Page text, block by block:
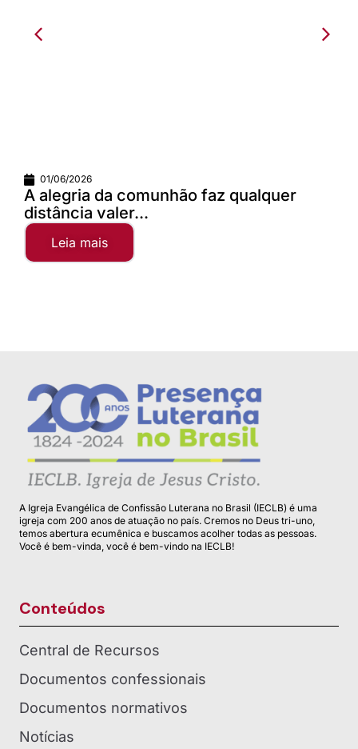
01/06/2026
A alegria da comunhão faz qualquer
distância valer...
Leia mais
A Igreja Evangélica de Confissão Luterana no Brasil (IECLB) é uma
igreja com 200 anos de atuação no país. Cremos no Deus tri-uno,
temos abertura ecumênica e buscamos acolher todas as pessoas.
Você é bem-vinda, você é bem-vindo na IECLB!
Conteúdos
Central de Recursos
Documentos confessionais
Documentos normativos
Notícias